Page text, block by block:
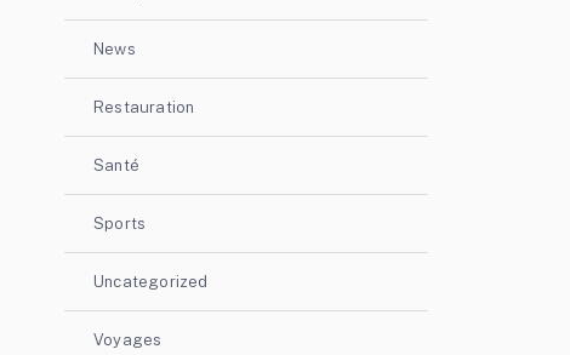
News
Restauration
Santé
Sports
Uncategorized
Voyages